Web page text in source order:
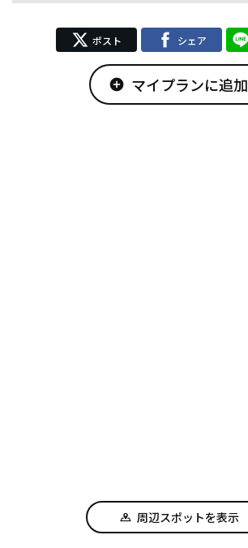
ポスト シェア
add_circle マイプランに追加
周辺スポットを表示